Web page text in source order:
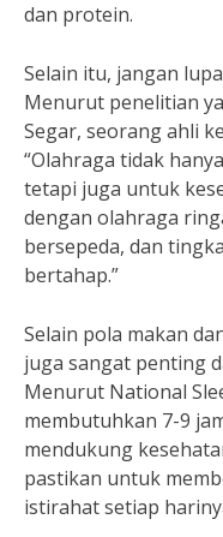
dan protein.
Selain itu, jangan
Menurut penelitian
Segar, seorang ahli
“Olahraga tidak
tetapi juga untuk
dengan olahraga
bersepeda, dan
bertahap.”
Selain pola makan
juga sangat penting
Menurut National
membutuhkan 7-9
mendukung
pastikan untuk
istirahat setiap